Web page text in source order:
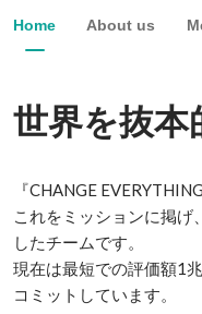
Home About us
世界を抜本
『CHANGE
これをミッションに掲げ
したチームです。
現在は最短での評価額1
コミットしています。